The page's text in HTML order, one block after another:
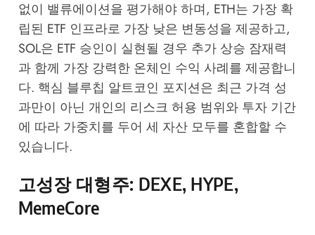
없이 밸류에이션을 평가해야 하며, ETH는 가장 확
립된 ETF 인프라로 가장 낮은 변동성을 제공하고,
SOL은 ETF 승인이 실현될 경우 추가 상승 잠재력
과 함께 가장 강력한 온체인 수익 사례를 제공합니
다. 핵심 블루칩 알트코인 포지션은 최근 가격 성
과만이 아닌 개인의 리스크 허용 범위와 투자 기간
에 따라 가중치를 두어 세 자산 모두를 혼합할 수
있습니다.
고성장 대형주: DEXE, HYPE,
MemeCore